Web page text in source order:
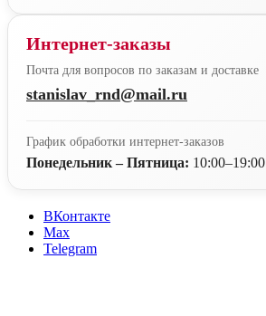
Интернет-заказы
Почта для вопросов по заказам и доставке
stanislav_rnd@mail.ru
График обработки интернет-заказов
Понедельник – Пятница: 10:00–19:00
ВКонтакте
Max
Telegram